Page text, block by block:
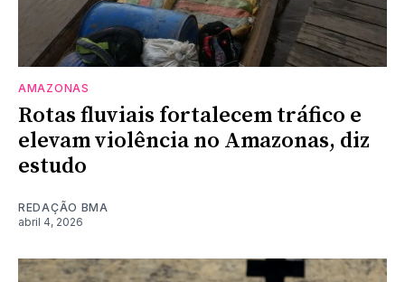
AMAZONAS
Rotas fluviais fortalecem tráfico e
elevam violência no Amazonas, diz
estudo
REDAÇÃO BMA
abril 4, 2026